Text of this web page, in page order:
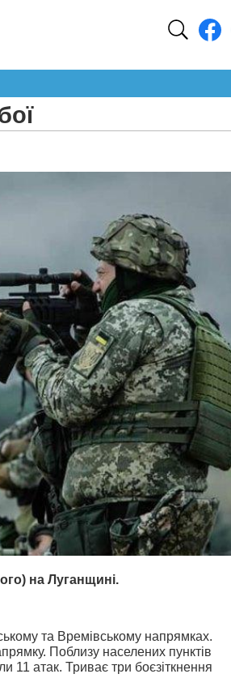
на Луганщині.
та Времівському напрямках.
Поблизу населених пунктів
11 атак. Триває три боєзіткнення